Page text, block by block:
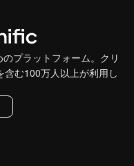
プラットフォーム。クリ
む100万人以上が利用し